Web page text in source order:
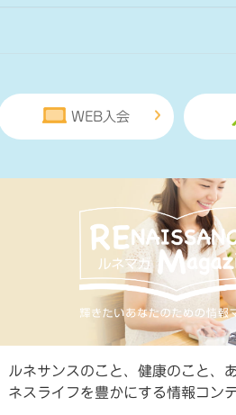
WEB入会
ルネサンスのこと、健康のこと、
ネスライフを豊かにする情報コンテ